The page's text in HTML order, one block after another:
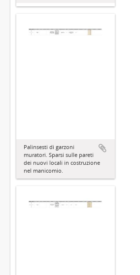
Palinsesti di garzoni
muratori. Sparsi sulle pareti
dei nuovi locali in costruzione
nel manicomio.